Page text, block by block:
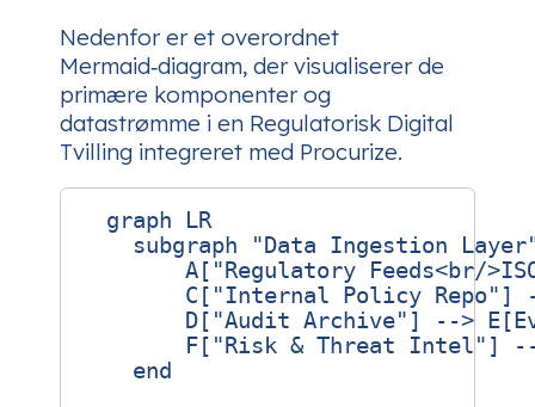
Nedenfor er et overordnet
Mermaid‑diagram, der visualiserer de
primære komponenter og
datastrømme i en Regulatorisk Digital
Tvilling integreret med Procurize.
  graph LR
subgraph "Data Ingestion
A["Regulatory Feeds<br/
C["Internal Policy Repo"]
D["Audit Archive"] -->
F["Risk & Threat Intel"]
    end